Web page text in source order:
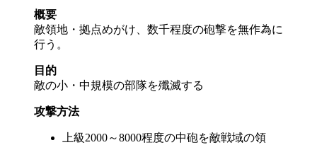
概要
敵領地・拠点めがけ、数千程度の砲撃を無作為に
行う。
目的
敵の小・中規模の部隊を殲滅する
攻撃方法
上級2000～8000程度の中砲を敵戦域の領